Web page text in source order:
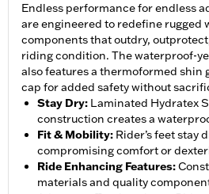
Endless performance for endless
are engineered to redefine rugged
components that outdry,
riding condition. The waterproof-
also features a thermoformed shin
cap for added safety without
Stay Dry: Laminated Hydratex
construction creates a
Fit & Mobility: Rider’s feet stay
compromising comfort or
Ride Enhancing Features:
materials and quality